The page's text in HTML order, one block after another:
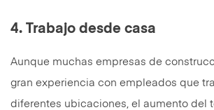
4. Trabajo desde casa
Aunque muchas empresas de
gran experiencia con empleados que
diferentes ubicaciones, el aumento del